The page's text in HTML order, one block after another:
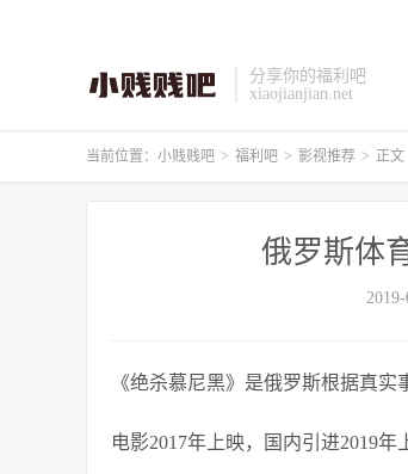
分享你的福利吧
xiaojianjian.net
当前位置： 小贱贱吧 > 福利吧 > 影视推荐 > 正文
俄罗斯体
《绝杀慕尼黑》是俄罗斯根据真实
电影2017年上映，国内引进2019年